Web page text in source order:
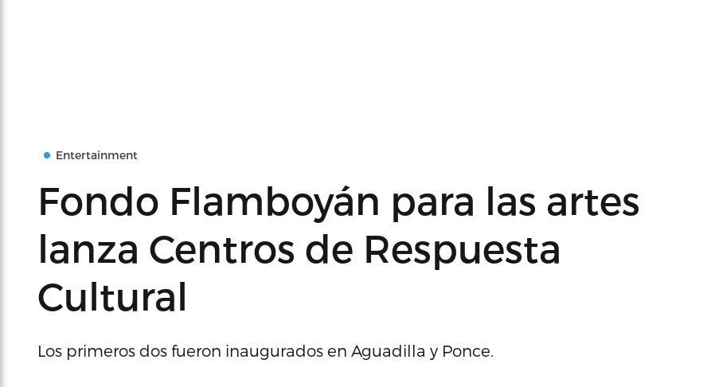
Entertainment
Fondo Flamboyán para las artes
lanza Centros de Respuesta
Cultural
Los primeros dos fueron inaugurados en Aguadilla y Ponce.